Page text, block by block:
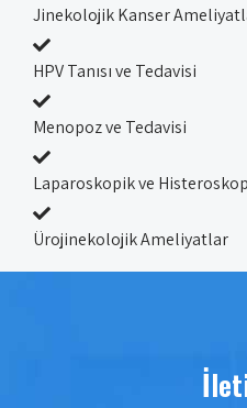
Jinekolojik Kanser
HPV Tanısı ve Tedavisi
Menopoz ve Tedavisi
Laparoskopik ve
Ürojinekolojik Ameliyatlar